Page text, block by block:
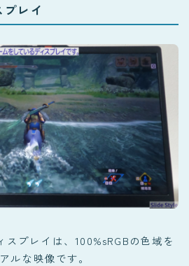
レイ
スプレイは、100%sRGBの色域を
ルな映像です。